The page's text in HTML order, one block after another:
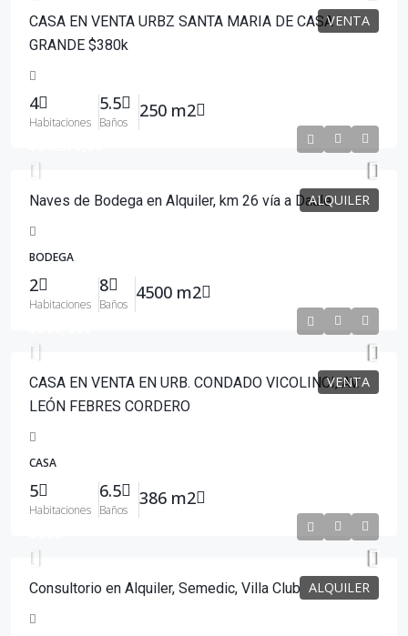
VENTA
CASA EN VENTA URBZ SANTA MARIA DE CASA
GRANDE $380k
4
Habitaciones
5.5
Baños
250 m2
ALQUILER
Naves de Bodega en Alquiler, km 26 vía a Daule
BODEGA
2
Habitaciones
8
Baños
4500 m2
VENTA
CASA EN VENTA EN URB. CONDADO VICOLINCI, AV.
LEÓN FEBRES CORDERO
CASA
5
Habitaciones
6.5
Baños
386 m2
ALQUILER
Consultorio en Alquiler, Semedic, Villa Club